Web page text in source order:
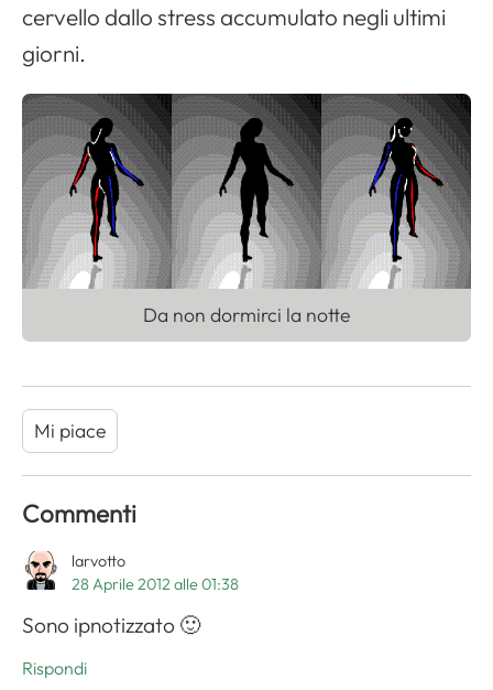
cervello dallo stress accumulato negli ultimi
giorni.
Da non dormirci la notte
Mi piace
Commenti
larvotto
28 Aprile 2012 alle 01:38
Sono ipnotizzato 🙂
Rispondi